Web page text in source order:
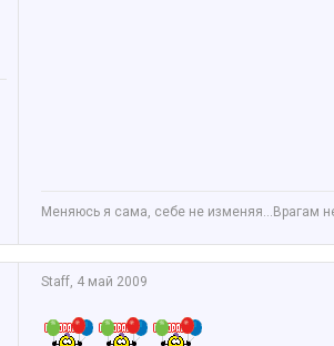
Меняюсь я сама, себе не изменяя...Врагам
Staff, 4 май 2009